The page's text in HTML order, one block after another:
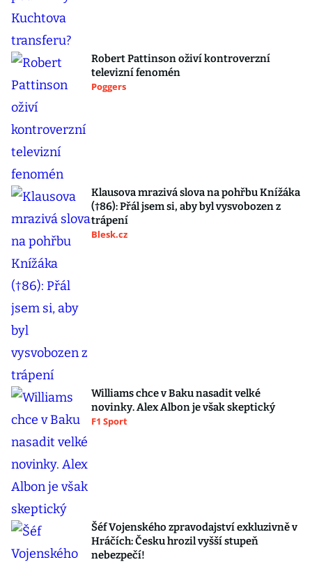
Robert Pattinson oživí kontroverzní
televizní fenomén
Poggers
Klausova mrazivá slova na pohřbu Knížáka
(†86): Přál jsem si, aby byl vysvobozen z
trápení
Blesk.cz
Williams chce v Baku nasadit velké
novinky. Alex Albon je však skeptický
F1 Sport
Šéf Vojenského zpravodajství exkluzivně v
Hráčích: Česku hrozil vyšší stupeň
nebezpečí!